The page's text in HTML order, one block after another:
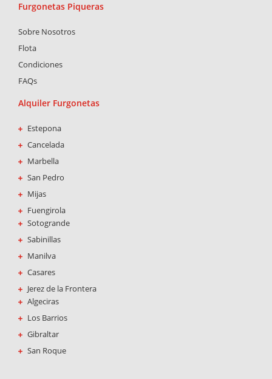
e
o
o
k
-
f
t
g
a
m
t
Furgonetas Piqueras
Sobre Nosotros
Flota
Condiciones
FAQs
Alquiler Furgonetas
Estepona
Cancelada
Marbella
San Pedro
Mijas
Fuengirola
Sotogrande
Sabinillas
Manilva
Casares
Jerez de la Frontera
Algeciras
Los Barrios
Gibraltar
San Roque